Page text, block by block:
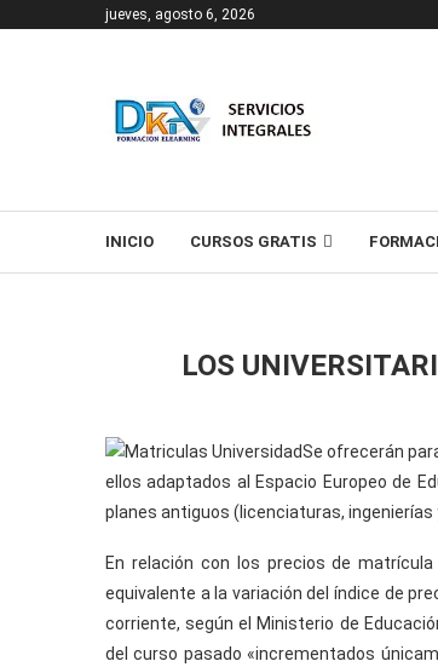
jueves, agosto 6, 2026
INICIO CURSOS GRATIS
LOS
Se ofrecerán
ellos adaptados al Espacio Europeo de
planes antiguos (licenciaturas,
En relación con los precios de
equivalente a la variación del índice de
corriente, según el Ministerio de
del curso pasado «incrementados